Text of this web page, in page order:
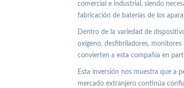
comercial e industrial, siendo
fabricación de baterías de los
Dentro de la variedad de
oxígeno, desfibriladores,
convierten a esta compañía en
Esta inversión nos muestra que a
mercado extranjero continúa